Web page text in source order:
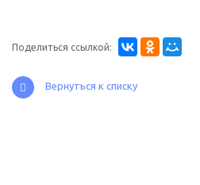
Поделиться ссылкой:
Вернуться к списку